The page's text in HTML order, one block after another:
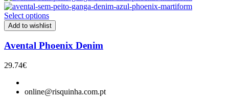
Select options
Add to wishlist
Avental Phoenix Denim
29.74€
online@risquinha.com.pt